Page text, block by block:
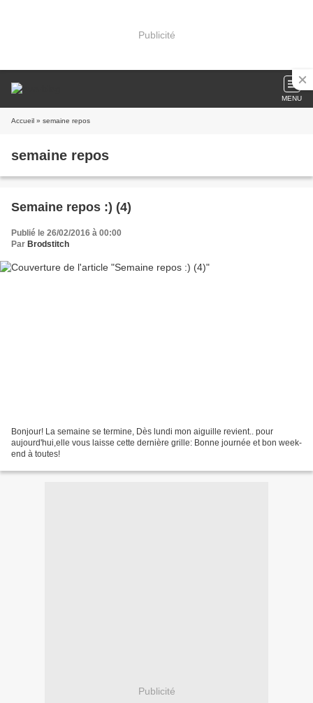
Publicité
MENU
Accueil » semaine repos
semaine repos
Semaine repos :) (4)
Publié le 26/02/2016 à 00:00
Par Brodstitch
Bonjour! La semaine se termine, Dès lundi mon aiguille revient.. pour
aujourd'hui,elle vous laisse cette dernière grille: Bonne journée et bon week-
end à toutes!
Publicité